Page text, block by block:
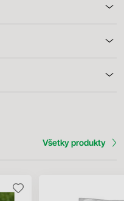
Všetky produkty